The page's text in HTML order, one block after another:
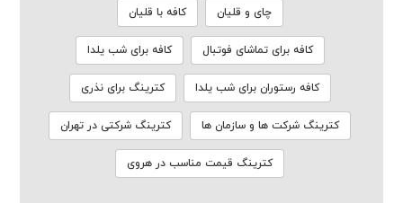
چای و قلیان کافه با قلیان
کافه برای تماشای فوتبال کافه برای شب یلدا
کافه رستوران برای شب یلدا کترینگ برای نذری
کترینگ شرکت ها و سازمان ها کترینگ شرکتی در تهران
کترینگ قیمت مناسب در هروی